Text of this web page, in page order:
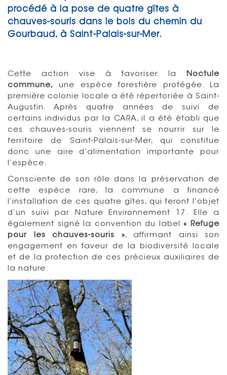
procédé à la pose de quatre gîtes à
chauves-souris dans le bois du chemin du
Gourbaud, à Saint-Palais-sur-Mer.
Cette action vise à favoriser la
Noctule
commune, une espèce forestière protégée. La
première colonie locale a été répertoriée à Saint-
Augustin. Après quatre années de suivi de
certains individus par la CARA, il a été établi que
ces chauves-souris viennent se nourrir sur le
territoire de Saint-Palais-sur-Mer, qui constitue
donc une aire d’alimentation importante pour
l’espèce.
Consciente de son rôle dans la préservation de
cette espèce rare, la commune a financé
l’installation de ces quatre gîtes, qui feront l’objet
d’un suivi par Nature Environnement 17. Elle a
également signé la convention du label« Refuge
pour les chauves-souris », affirmant ainsi son
engagement en faveur de la biodiversité locale
et de la protection de ces précieux auxiliaires de
la nature.